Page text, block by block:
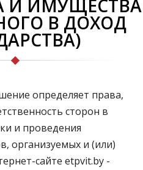
И ИМУЩЕСТВА
В ДОХОД
определяет права,
сторон в
и проведения
организуемых и (или)
сайте etpvit.by -